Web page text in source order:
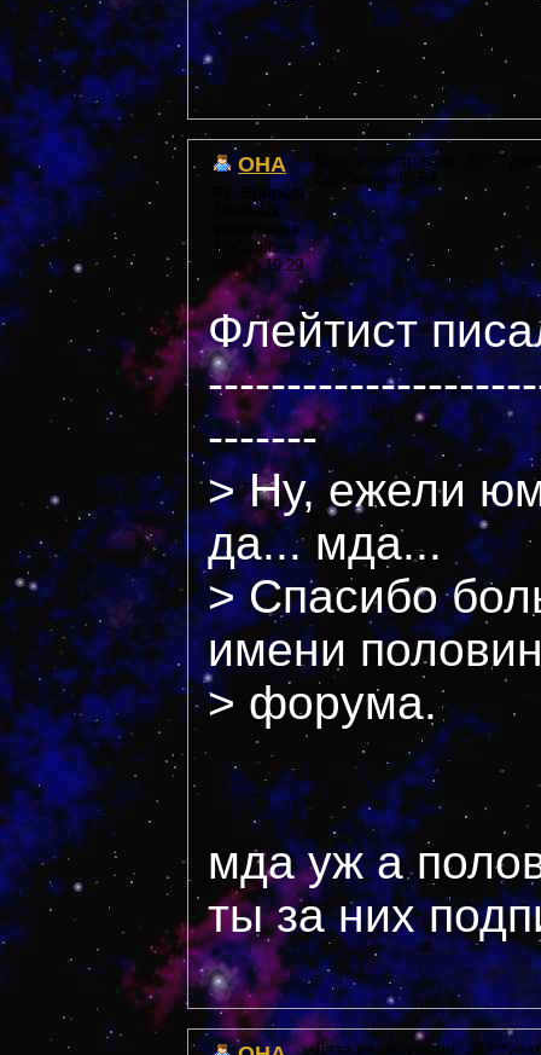
OHA
Re: Бригада
злобных
киноманов
12 October,
2005 в 19:29
Дата регистрации: 35
Сообщений: 54
Флейтист
-------
> Ну, ежели
да... мда...
> Спасибо
имени
> форума.
мда уж а
ты за них
Дата регистрации: 35